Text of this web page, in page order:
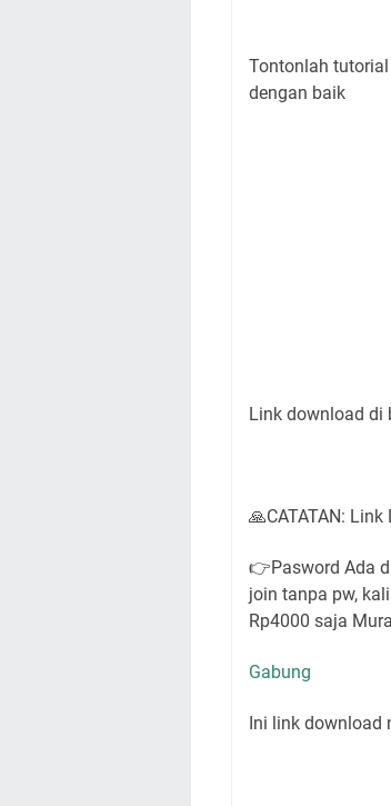
Tontonlah
dengan baik
Link download di
🙏CATATAN:
👉Pasword Ada
join tanpa pw,
Rp4000 saja
Gabung
Ini link download